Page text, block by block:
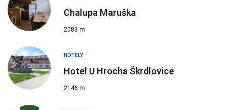
Chalupa Maruška
2083 m
HOTELY
Hotel U Hrocha Škrdlovice
2146 m